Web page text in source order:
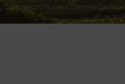
L Jurançon Moelleux Domaine Cauhapé